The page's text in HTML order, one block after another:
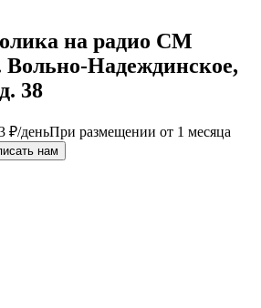
на радио СМ
Надеждинское,
38
₽/деньПри размещении от 1 месяца
нам